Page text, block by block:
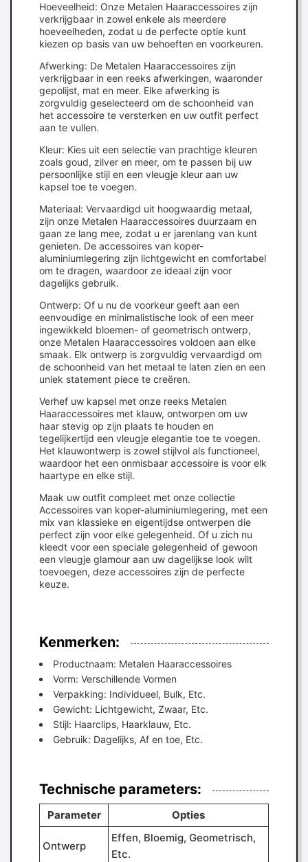
Hoeveelheid: Onze Metalen Haaraccessoires zijn
verkrijgbaar in zowel enkele als meerdere
hoeveelheden, zodat u de perfecte optie kunt
kiezen op basis van uw behoeften en voorkeuren.
Afwerking: De Metalen Haaraccessoires zijn
verkrijgbaar in een reeks afwerkingen, waaronder
gepolijst, mat en meer. Elke afwerking is
zorgvuldig geselecteerd om de schoonheid van
het accessoire te versterken en uw outfit perfect
aan te vullen.
Kleur: Kies uit een selectie van prachtige kleuren
zoals goud, zilver en meer, om te passen bij uw
persoonlijke stijl en een vleugje kleur aan uw
kapsel toe te voegen.
Materiaal: Vervaardigd uit hoogwaardig metaal,
zijn onze Metalen Haaraccessoires duurzaam en
gaan ze lang mee, zodat u er jarenlang van kunt
genieten. De accessoires van koper-
aluminiumlegering zijn lichtgewicht en comfortabel
om te dragen, waardoor ze ideaal zijn voor
dagelijks gebruik.
Ontwerp: Of u nu de voorkeur geeft aan een
eenvoudige en minimalistische look of een meer
ingewikkeld bloemen- of geometrisch ontwerp,
onze Metalen Haaraccessoires voldoen aan elke
smaak. Elk ontwerp is zorgvuldig vervaardigd om
de schoonheid van het metaal te laten zien en een
uniek statement piece te creëren.
Verhef uw kapsel met onze reeks Metalen
Haaraccessoires met klauw, ontworpen om uw
haar stevig op zijn plaats te houden en
tegelijkertijd een vleugje elegantie toe te voegen.
Het klauwontwerp is zowel stijlvol als functioneel,
waardoor het een onmisbaar accessoire is voor elk
haartype en elke stijl.
Maak uw outfit compleet met onze collectie
Accessoires van koper-aluminiumlegering, met een
mix van klassieke en eigentijdse ontwerpen die
perfect zijn voor elke gelegenheid. Of u zich nu
kleedt voor een speciale gelegenheid of gewoon
een vleugje glamour aan uw dagelijkse look wilt
toevoegen, deze accessoires zijn de perfecte
keuze.
Kenmerken:
Productnaam: Metalen Haaraccessoires
Vorm: Verschillende Vormen
Verpakking: Individueel, Bulk, Etc.
Gewicht: Lichtgewicht, Zwaar, Etc.
Stijl: Haarclips, Haarklauw, Etc.
Gebruik: Dagelijks, Af en toe, Etc.
Technische parameters:
Parameter Opties
Ontwerp
Effen, Bloemig, Geometrisch,
Etc.